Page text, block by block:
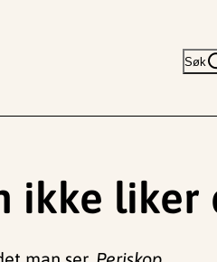
Søk
ikke liker